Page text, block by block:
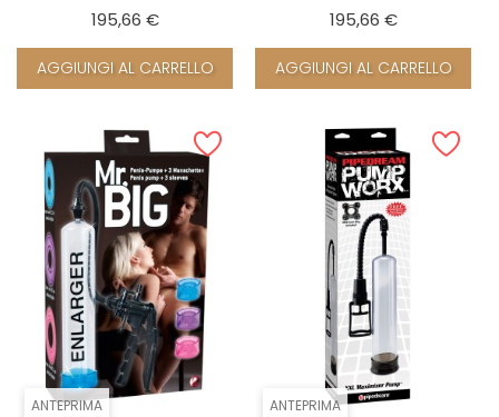
195,66 €Prezzo
AGGIUNGI AL CARRELLO
195,66 €Prezzo
AGGIUNGI AL CARRELLO
ANTEPRIMA ANTEPRIMA